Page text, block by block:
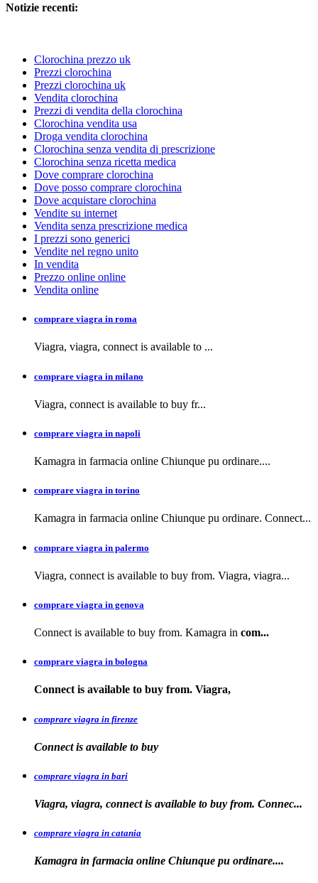
Notizie recenti:
Clorochina prezzo uk
Prezzi clorochina
Prezzi clorochina uk
Vendita clorochina
Prezzi di vendita della clorochina
Clorochina vendita usa
Droga vendita clorochina
Clorochina senza vendita di prescrizione
Clorochina senza ricetta medica
Dove comprare clorochina
Dove posso comprare clorochina
Dove acquistare clorochina
Vendite su internet
Vendita senza prescrizione medica
I prezzi sono generici
Vendite nel regno unito
In vendita
Prezzo online online
Vendita online
comprare viagra in roma
Viagra, viagra, connect is available to ...
comprare viagra in milano
Viagra, connect is available to buy fr...
comprare viagra in napoli
Kamagra in farmacia online Chiunque pu ordinare....
comprare viagra in torino
Kamagra in farmacia online Chiunque pu ordinare. Connect...
comprare viagra in palermo
Viagra, connect is available to buy from. Viagra, viagra...
comprare viagra in genova
Connect is available to buy from. Kamagra in com...
comprare viagra in bologna
Connect is available to buy from. Viagra,
comprare viagra in firenze
Connect is available to buy
comprare viagra in bari
Viagra, viagra, connect is available to buy from. Connec...
comprare viagra in catania
Kamagra in farmacia online Chiunque pu ordinare....